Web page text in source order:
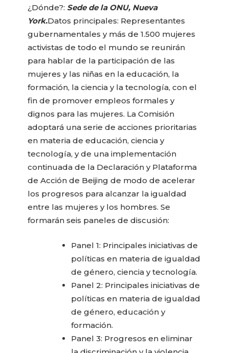
¿Dónde?: Sede de la ONU, Nueva
York.Datos principales: Representantes
gubernamentales y más de 1.500 mujeres
activistas de todo el mundo se reunirán
para hablar de la participación de las
mujeres y las niñas en la educación, la
formación, la ciencia y la tecnología, con el
fin de promover empleos formales y
dignos para las mujeres. La Comisión
adoptará una serie de acciones prioritarias
en materia de educación, ciencia y
tecnología, y de una implementación
continuada de la Declaración y Plataforma
de Acción de Beijing de modo de acelerar
los progresos para alcanzar la igualdad
entre las mujeres y los hombres. Se
formarán seis paneles de discusión:
Panel 1: Principales iniciativas de
políticas en materia de igualdad
de género, ciencia y tecnología.
Panel 2: Principales iniciativas de
políticas en materia de igualdad
de género, educación y
formación.
Panel 3: Progresos en eliminar